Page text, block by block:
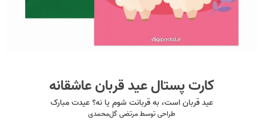
کارت پستال عید قربان عاشقانه
عید قربان است، به قربانت شوم یا نه؟ عیدت مبارک
طراحی توسطمرتضی گل‌محمدی